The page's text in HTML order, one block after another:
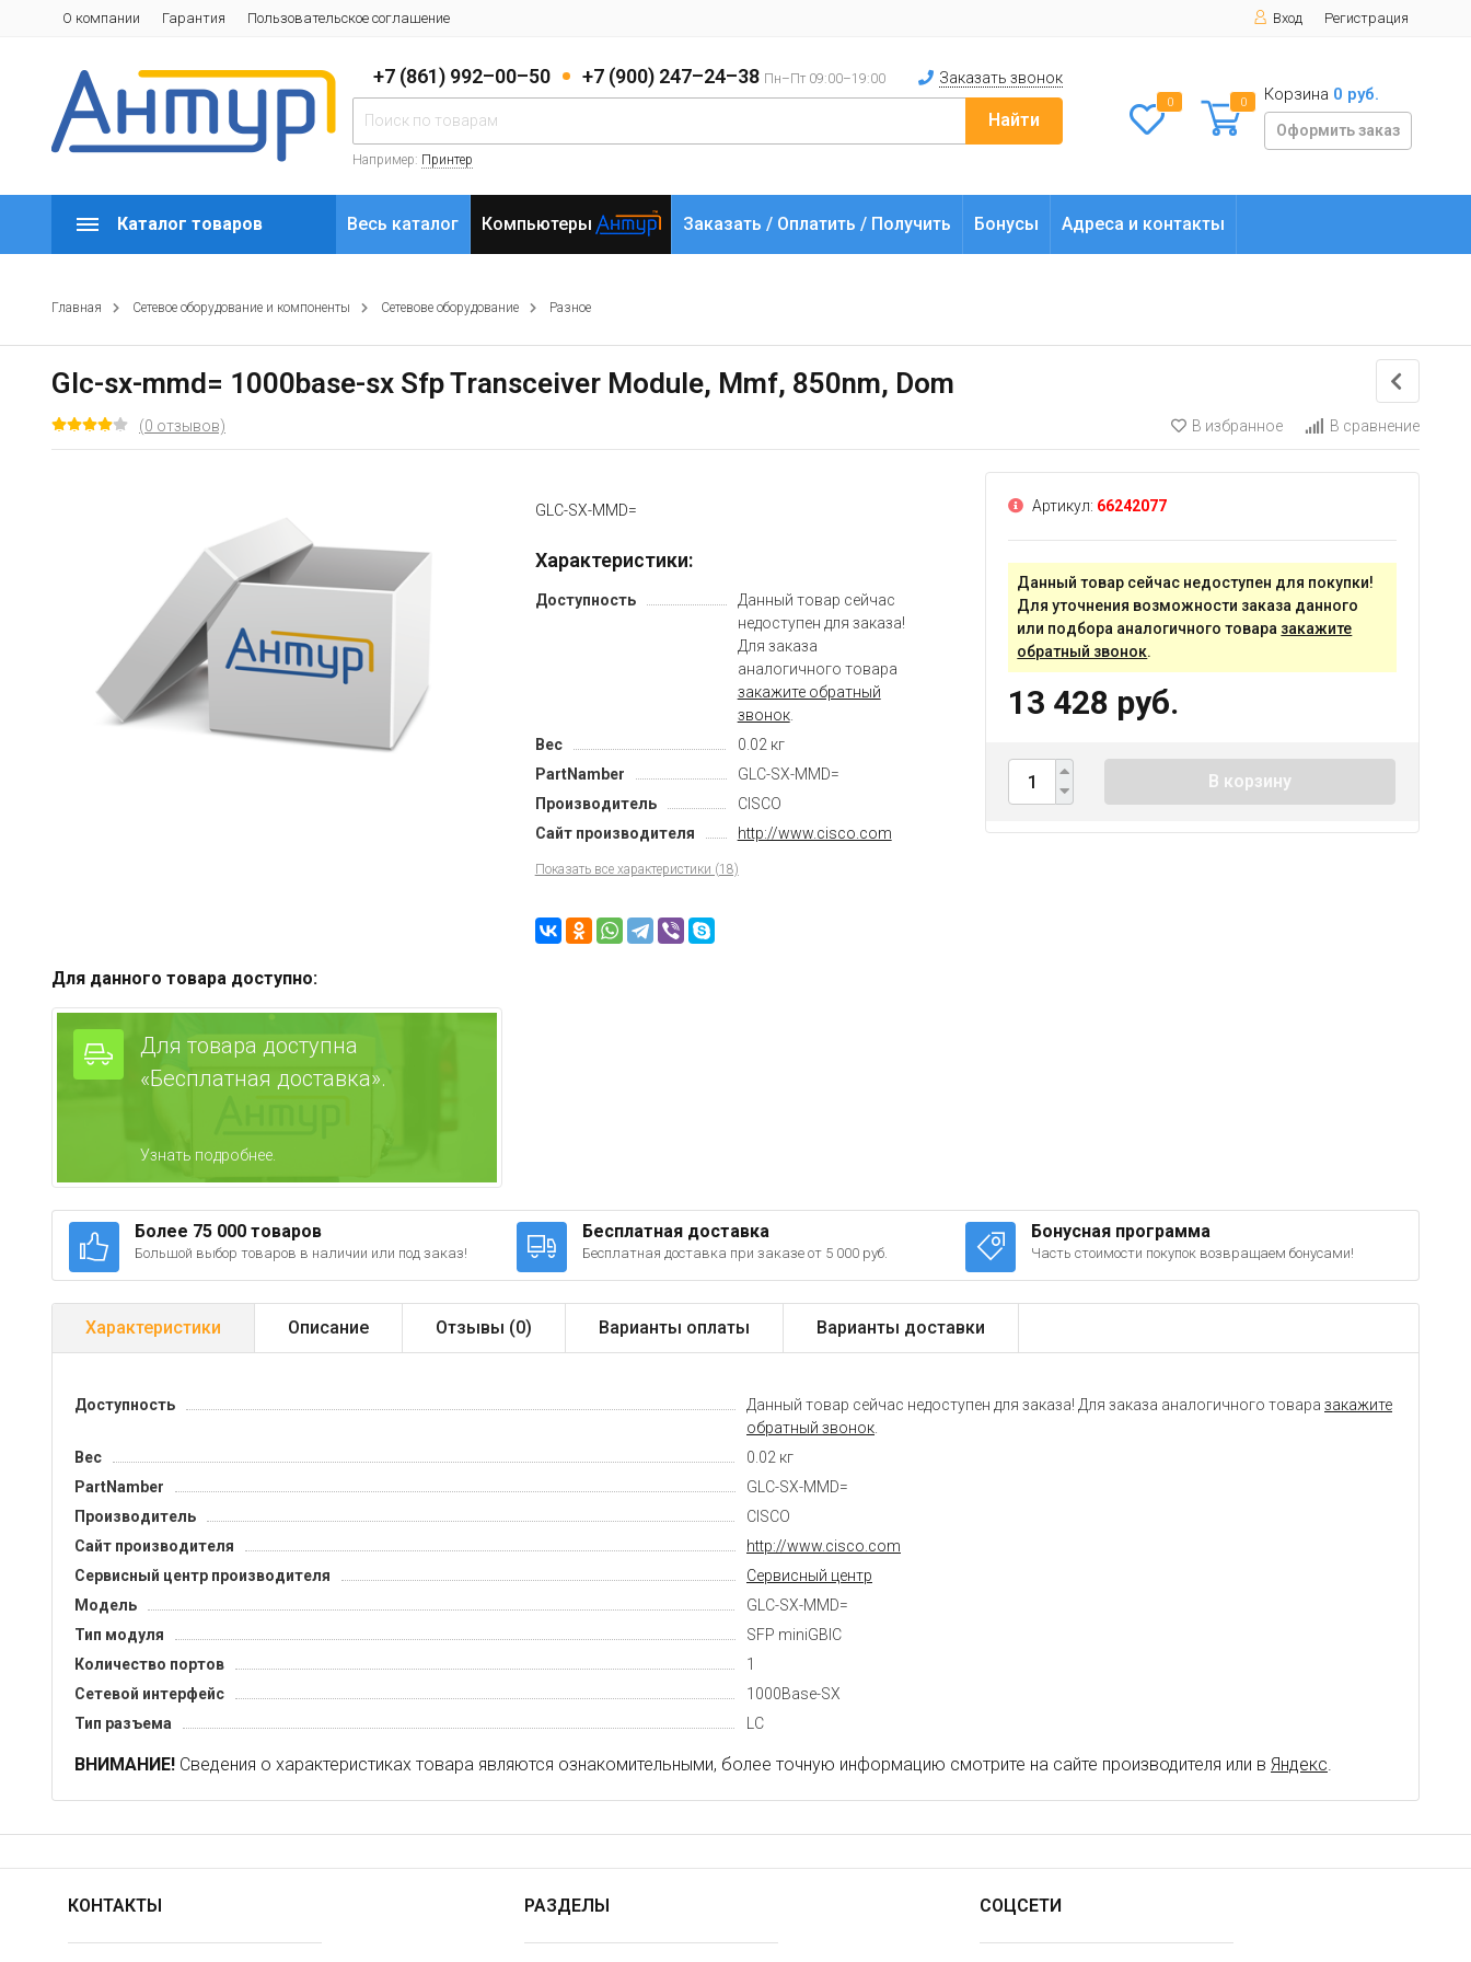
О компании Гарантия Пользовательское соглашение Вход Регистрация
+7 (861) 992–00–50 +7 (900) 247–24–38 Пн–Пт 09:00–19:00 Заказать звонок
Найти
Например: Принтер
0 0 Корзина 0 руб.
Оформить заказ
Каталог товаров Весь каталог Компьютеры Заказать / Оплатить / Получить Бонусы Адреса и контакты
Главная Сетевое оборудование и компоненты Сетевове оборудование Разное
Glc-sx-mmd= 1000base-sx Sfp Transceiver Module, Mmf, 850nm, Dom
(0 отзывов) В избранное В сравнение
GLC-SX-MMD=
Характеристики:
Доступность
Данный товар сейчас
недоступен для заказа!
Для заказа
аналогичного товара
закажите обратный
звонок.
Вес
0.02 кг
PartNamber
GLC-SX-MMD=
Производитель
CISCO
Сайт производителя
http://www.cisco.com
Показать все характеристики (18)
Для данного товара доступно:
Для товара доступна
«Бесплатная доставка».
Узнать подробнее.
Артикул: 66242077
Данный товар сейчас недоступен для покупки!
Для уточнения возможности заказа данного
или подбора аналогичного товара закажите
обратный звонок.
13 428 руб.
В корзину
Более 75 000 товаров
Большой выбор товаров в наличии или под заказ!
Бесплатная доставка
Бесплатная доставка при заказе от 5 000 руб.
Бонусная программа
Часть стоимости покупок возвращаем бонусами!
Характеристики Описание Отзывы (0) Варианты оплаты Варианты доставки
Доступность Данный товар сейчас недоступен для заказа! Для заказа аналогичного товара закажите
обратный звонок
Вес
0.02 кг
PartNamber
GLC-SX-MMD=
Производитель
CISCO
Сайт производителя
http://www.cisco.com
Сервисный центр производителя
Cервисный центр
Модель
GLC-SX-MMD=
Тип модуля
SFP miniGBIC
Количество портов
1
Сетевой интерфейс
1000Base-SX
Тип разъема
LC
ВНИМАНИЕ! Сведения о характеристиках товара являются ознакомительными, более точную информацию смотрите на сайте производителя или в Яндекс.
КОНТАКТЫ РАЗДЕЛЫ СОЦСЕТИ